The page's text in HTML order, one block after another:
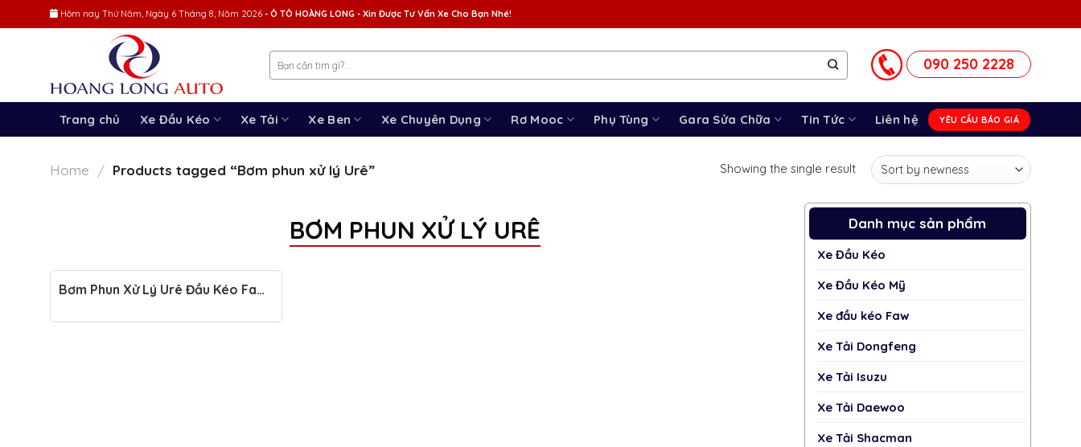
to
Hôm nay Thứ Năm, Ngày 6 Tháng 8, Năm 2026 - Ô TÔ HOÀNG LONG - Xin Được Tư Vấn Xe Cho Bạn Nhé!
090 250 2228
Trang chủ Xe Đầu Kéo Xe Tải Xe Ben Xe Chuyên Dụng Rơ Mooc Phụ Tùng Gara Sửa Chữa Tin Tức Liên hệ YÊU CẦU BÁO GIÁ
Home / Products tagged “Bơm phun xử lý Urê” Showing the single result
BƠM PHUN XỬ LÝ URÊ
Bơm Phun Xử Lý Urê Đầu Kéo Faw
Danh mục sản phẩm
Xe Đầu Kéo
Xe Đầu Kéo Mỹ
Xe đầu kéo Faw
Xe Tải Dongfeng
Xe Tải Isuzu
Xe Tải Daewoo
Xe Tải Shacman